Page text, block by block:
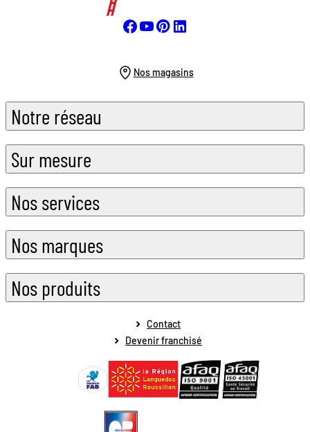
Nos magasins
Notre réseau
Sur mesure
Nos services
Nos marques
Nos produits
Contact
Devenir franchisé